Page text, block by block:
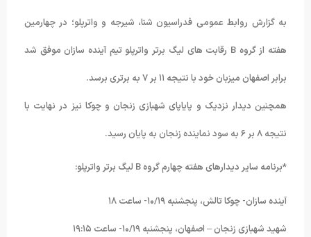
به گزارش روابط عمومی فدراسیون شنا، شیرجه و واترپلو؛ در چهارمین
هفته از گروه B رقابت های لیگ برتر واترپلو تیم آینده سازان موفق شد
برابر اصفهان میزبان خود با نتیجه ۱۱ بر ۷ به برتری برسد.
همچنین دیدار نزدیک و پایاپای شهبازی زنجان و چوکا نیز در نهایت با
نتیجه ۸ بر ۶ به سود نماینده زنجان به پایان رسید.
*برنامه سایر دیدارهای هفته چهارم گروه B لیگ برتر واترپلو:
آینده سازان- چوکا تالش، پنجشنبه ۱۰/۱۹- ساعت ۱۸
شهید شهبازی زنجان – اصفهان، پنجشنبه ۱۰/۱۹- ساعت ۱۹:۱۵